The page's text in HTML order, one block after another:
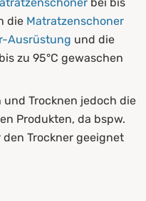
die Matratzenschoner
Ausrüstung und die
zu 95°C gewaschen
und Trocknen jedoch die
Produkten, da bspw.
Trockner geeignet